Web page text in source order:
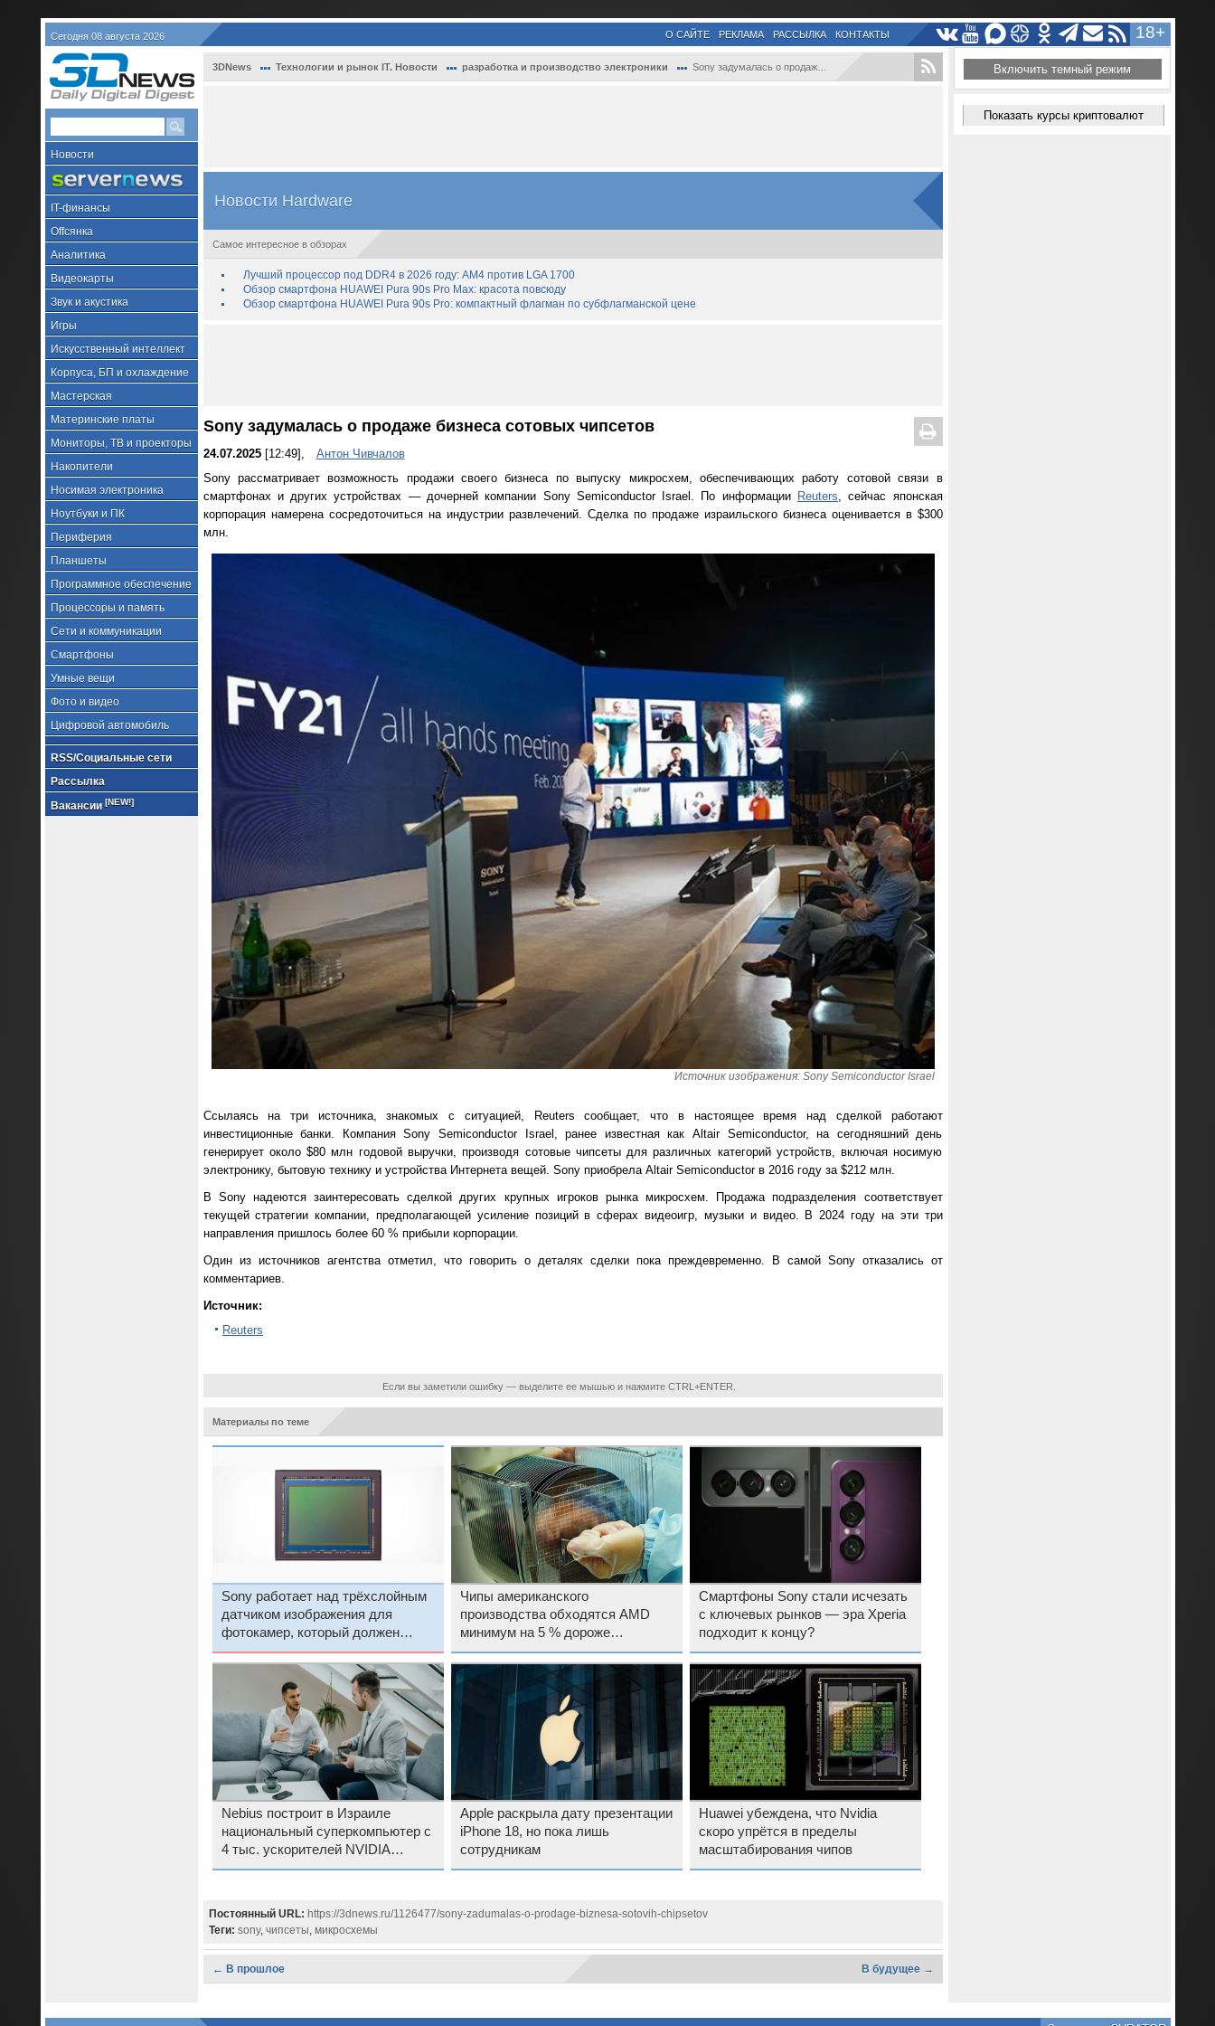
Сегодня 08 августа 2026 18+
О САЙТЕ РЕКЛАМА РАССЫЛКА КОНТАКТЫ
Новости
IT-финансы
Offсянка
Аналитика
Видеокарты
Звук и акустика
Игры
Искусственный интеллект
Корпуса, БП и охлаждение
Мастерская
Материнские платы
Мониторы, ТВ и проекторы
Накопители
Носимая электроника
Ноутбуки и ПК
Периферия
Планшеты
Программное обеспечение
Процессоры и память
Сети и коммуникации
Смартфоны
Умные вещи
Фото и видео
Цифровой автомобиль
RSS/Социальные сети
Рассылка
Вакансии [NEW!]
3DNews Технологии и рынок IT. Новости разработка и производство электроники Sony задумалась о продаже бизнеса сотовы...
Новости Hardware
Самое интересное в обзорах
Лучший процессор под DDR4 в 2026 году: AM4 против LGA 1700
Обзор смартфона HUAWEI Pura 90s Pro Max: красота повсюду
Обзор смартфона HUAWEI Pura 90s Pro: компактный флагман по субфлагманской цене
Sony задумалась о продаже бизнеса сотовых чипсетов
24.07.2025[12:49],
Антон Чивчалов
Sony рассматривает возможность продажи своего бизнеса по выпуску микросхем, обеспечивающих работу сотовой связи в
смартфонах и других устройствах — дочерней компании Sony Semiconductor Israel. По информации Reuters, сейчас японская
корпорация намерена сосредоточиться на индустрии развлечений. Сделка по продаже израильского бизнеса оценивается в $300
млн.
Источник изображения: Sony Semiconductor Israel
Ссылаясь на три источника, знакомых с ситуацией, Reuters сообщает, что в настоящее время над сделкой работают
инвестиционные банки. Компания Sony Semiconductor Israel, ранее известная как Altair Semiconductor, на сегодняшний день
генерирует около $80 млн годовой выручки, производя сотовые чипсеты для различных категорий устройств, включая носимую
электронику, бытовую технику и устройства Интернета вещей. Sony приобрела Altair Semiconductor в 2016 году за $212 млн.
В Sony надеются заинтересовать сделкой других крупных игроков рынка микросхем. Продажа подразделения соответствует
текущей стратегии компании, предполагающей усиление позиций в сферах видеоигр, музыки и видео. В 2024 году на эти три
направления пришлось более 60 % прибыли корпорации.
Один из источников агентства отметил, что говорить о деталях сделки пока преждевременно. В самой Sony отказались от
комментариев.
Источник:
Reuters
Если вы заметили ошибку — выделите ее мышью и нажмите CTRL+ENTER.
Материалы по теме
Sony работает над трёхслойным
датчиком изображения для
фотокамер, который должен
совершить революцию
Чипы американского
производства обходятся AMD
минимум на 5 % дороже
тайваньских
Смартфоны Sony стали исчезать
с ключевых рынков — эра Xperia
подходит к концу?
Nebius построит в Израиле
национальный суперкомпьютер с
4 тыс. ускорителей NVIDIA
Blackwell за $140 млн
Apple раскрыла дату презентации
iPhone 18, но пока лишь
сотрудникам
Huawei убеждена, что Nvidia
скоро упрётся в пределы
масштабирования чипов
Постоянный URL: https://3dnews.ru/1126477/sony-zadumalas-o-prodage-biznesa-sotovih-chipsetov
Теги: sony, чипсеты, микросхемы
← В прошлое В будущее →
Включить темный режим
Показать курсы криптовалют